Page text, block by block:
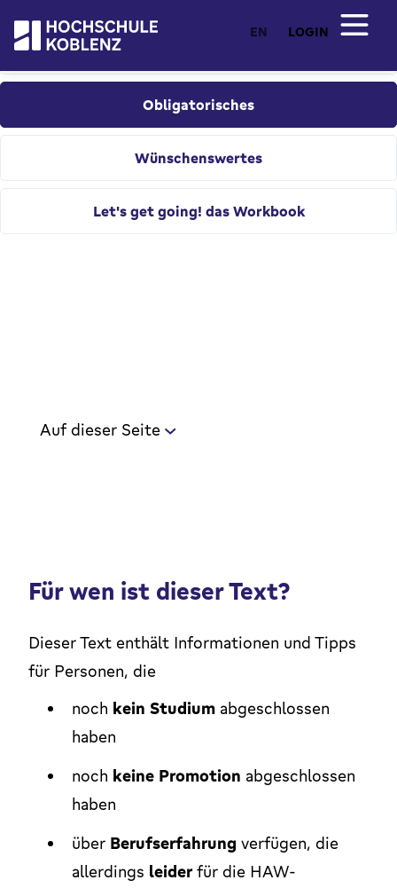
EN LOGIN
Obligatorisches
Wünschenswertes
Let's get going! das Workbook
Für wen ist dieser Text?
Dieser Text enthält Informationen und Tipps
für Personen, die
noch kein Studium abgeschlossen
haben
noch keine Promotion abgeschlossen
haben
über Berufserfahrung verfügen, die
allerdings leiderfür die HAW-
Auf dieser Seite